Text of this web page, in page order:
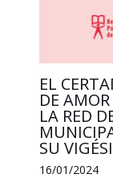
EL
DE AMOR
LA RED
SU
16/01/2024